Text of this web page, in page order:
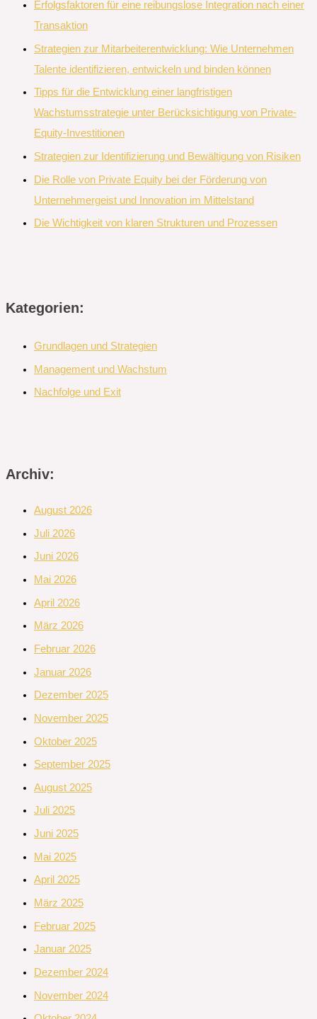
Erfolgsfaktoren für eine reibungslose Integration nach einer
Transaktion
Strategien zur Mitarbeiterentwicklung: Wie Unternehmen
Talente identifizieren, entwickeln und binden können
Tipps für die Entwicklung einer langfristigen
Wachstumsstrategie unter Berücksichtigung von Private-
Equity-Investitionen
Strategien zur Identifizierung und Bewältigung von Risiken
Die Rolle von Private Equity bei der Förderung von
Unternehmergeist und Innovation im Mittelstand
Die Wichtigkeit von klaren Strukturen und Prozessen
Kategorien:
Grundlagen und Strategien
Management und Wachstum
Nachfolge und Exit
Archiv:
August 2026
Juli 2026
Juni 2026
Mai 2026
April 2026
März 2026
Februar 2026
Januar 2026
Dezember 2025
November 2025
Oktober 2025
September 2025
August 2025
Juli 2025
Juni 2025
Mai 2025
April 2025
März 2025
Februar 2025
Januar 2025
Dezember 2024
November 2024